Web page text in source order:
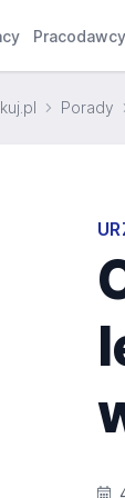
Pracodawcy
Porady